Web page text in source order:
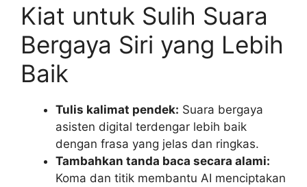
Kiat untuk Sulih Suara
Bergaya Siri yang Lebih
Baik
Tulis kalimat pendek: Suara bergaya
asisten digital terdengar lebih baik
dengan frasa yang jelas dan ringkas.
Tambahkan tanda baca secara alami:
Koma dan titik membantu AI menciptakan